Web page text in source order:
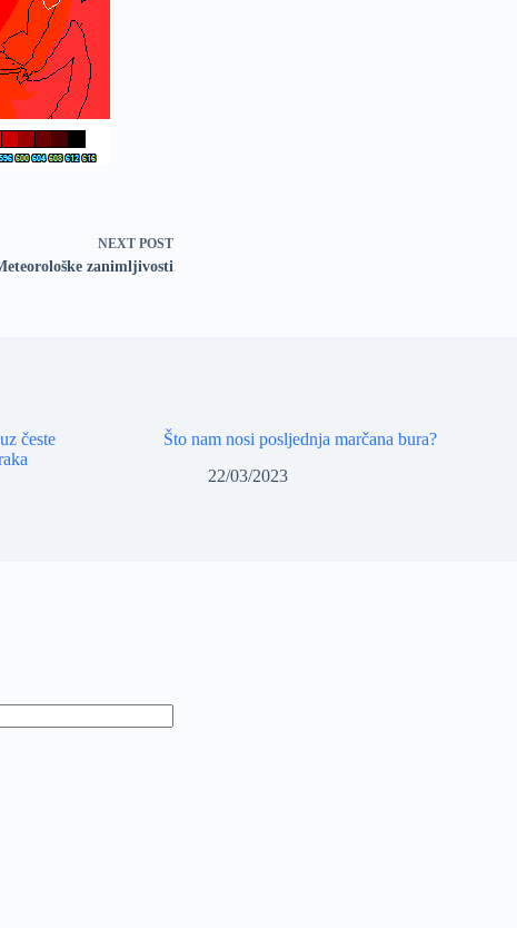
NEXT POST
zanimljivosti
česte
Što nam nosi posljednja marčana bura?
22/03/2023